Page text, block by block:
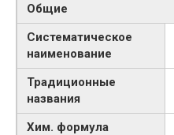
Общие
Систематическое
наименование
Традиционные
названия
Хим. формула